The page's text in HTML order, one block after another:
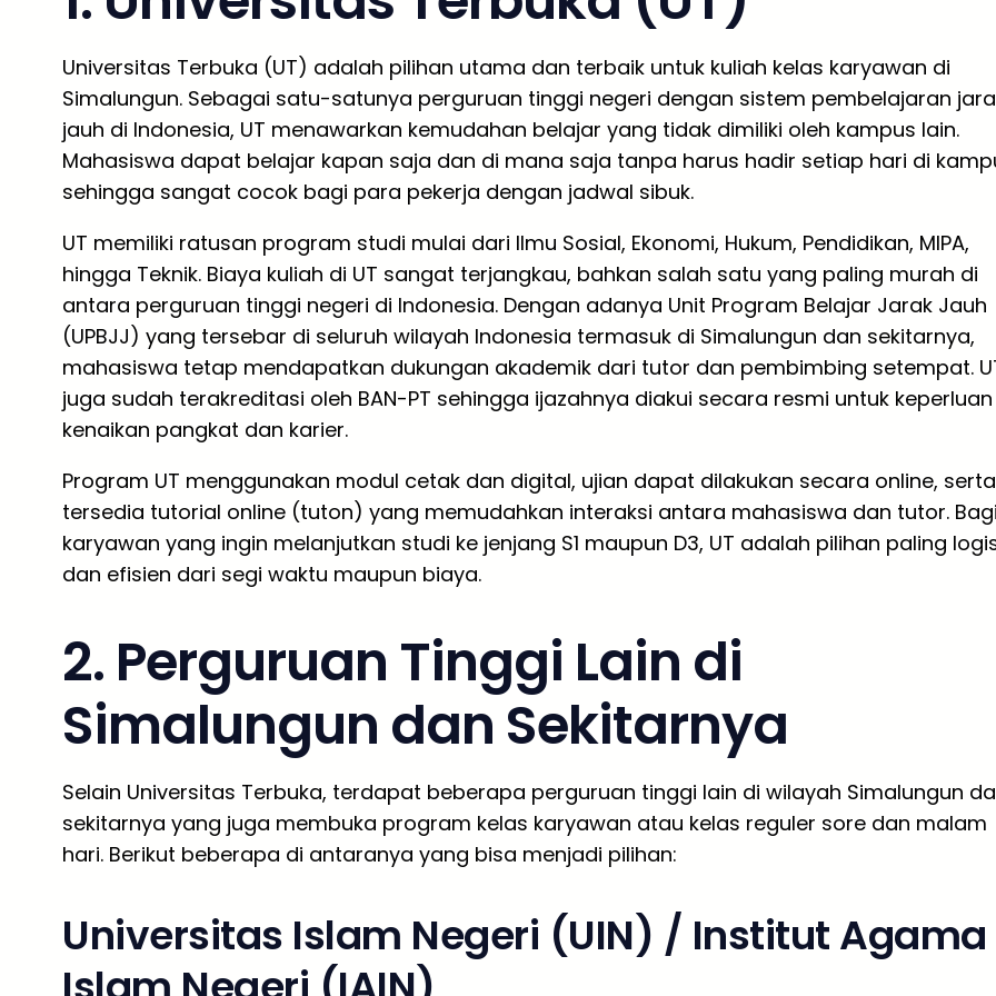
Universitas Terbuka (UT) adalah pilihan utama dan terbaik untuk kuliah kelas karyawan di
Simalungun. Sebagai satu-satunya perguruan tinggi negeri dengan sistem pembelajaran
jauh di Indonesia, UT menawarkan kemudahan belajar yang tidak dimiliki oleh kampus lain.
Mahasiswa dapat belajar kapan saja dan di mana saja tanpa harus hadir setiap hari di
sehingga sangat cocok bagi para pekerja dengan jadwal sibuk.
UT memiliki ratusan program studi mulai dari Ilmu Sosial, Ekonomi, Hukum, Pendidikan, MIPA,
hingga Teknik. Biaya kuliah di UT sangat terjangkau, bahkan salah satu yang paling murah di
antara perguruan tinggi negeri di Indonesia. Dengan adanya Unit Program Belajar Jarak Jauh
(UPBJJ) yang tersebar di seluruh wilayah Indonesia termasuk di Simalungun dan sekitarnya,
mahasiswa tetap mendapatkan dukungan akademik dari tutor dan pembimbing setempat.
juga sudah terakreditasi oleh BAN-PT sehingga ijazahnya diakui secara resmi untuk keperluan
kenaikan pangkat dan karier.
Program UT menggunakan modul cetak dan digital, ujian dapat dilakukan secara online, serta
tersedia tutorial online (tuton) yang memudahkan interaksi antara mahasiswa dan tutor. Bagi
karyawan yang ingin melanjutkan studi ke jenjang S1 maupun D3, UT adalah pilihan paling
dan efisien dari segi waktu maupun biaya.
2. Perguruan Tinggi Lain di
Simalungun dan Sekitarnya
Selain Universitas Terbuka, terdapat beberapa perguruan tinggi lain di wilayah Simalungun
sekitarnya yang juga membuka program kelas karyawan atau kelas reguler sore dan malam
hari. Berikut beberapa di antaranya yang bisa menjadi pilihan:
Universitas Islam Negeri (UIN) / Institut Agama